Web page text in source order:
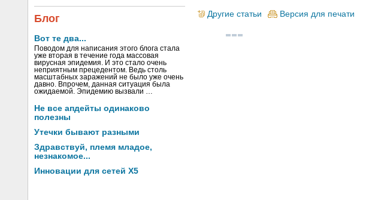
Блог
Вот те два...
Поводом для написания этого блога стала
уже вторая в течение года массовая
вирусная эпидемия. И это стало очень
неприятным прецедентом. Ведь столь
масштабных заражений не было уже очень
давно. Впрочем, данная ситуация была
ожидаемой. Эпидемию вызвали …
Не все апдейты одинаково
полезны
Утечки бывают разными
Здравствуй, племя младое,
незнакомое...
Инновации для сетей X5
Другие статьи Версия для печати